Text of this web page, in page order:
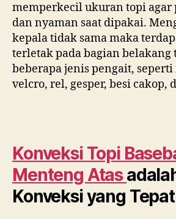
memperkecil ukuran topi agar
dan nyaman saat dipakai.
kepala tidak sama maka
terletak pada bagian belakang
beberapa jenis pengait,
velcro, rel, gesper, besi cakop,
Konveksi Topi
Menteng Atas
Konveksi yang Tepat